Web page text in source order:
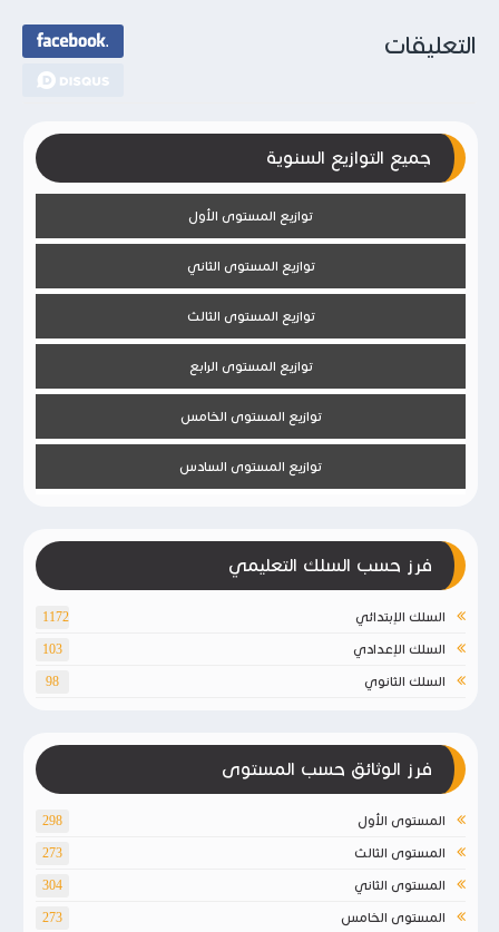
التعليقات
جميع التوازيع السنوية
توازيع المستوى الأول
توازيع المستوى الثاني
توازيع المستوى الثالث
توازيع المستوى الرابع
توازيع المستوى الخامس
توازيع المستوى السادس
فرز حسب السلك التعليمي
السلك الإبتدائي 1172
السلك الإعدادي 103
السلك الثانوي 98
فرز الوثائق حسب المستوى
المستوى الأول 298
المستوى الثالث 273
المستوى الثاني 304
المستوى الخامس 273